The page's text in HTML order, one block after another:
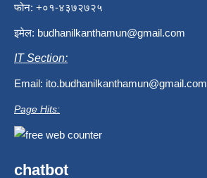
फोन: +०१-४३७२७२५
इमेल: budhanilkanthamun@gmail.com
IT Section:
Email: ito.budhanilkanthamun@gmail.com
Page Hits:
chatbot